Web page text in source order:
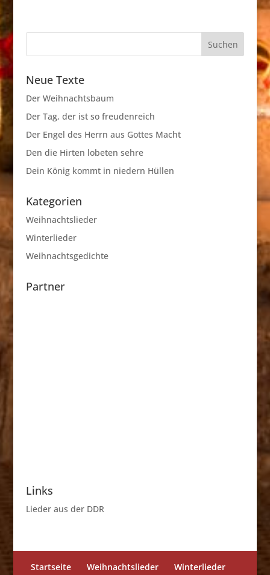
Neue Texte
Der Weihnachtsbaum
Der Tag, der ist so freudenreich
Der Engel des Herrn aus Gottes Macht
Den die Hirten lobeten sehre
Dein König kommt in niedern Hüllen
Kategorien
Weihnachtslieder
Winterlieder
Weihnachtsgedichte
Partner
Links
Lieder aus der DDR
Startseite Weihnachtslieder
Winterlieder